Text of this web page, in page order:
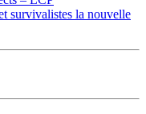
survivalistes la nouvelle